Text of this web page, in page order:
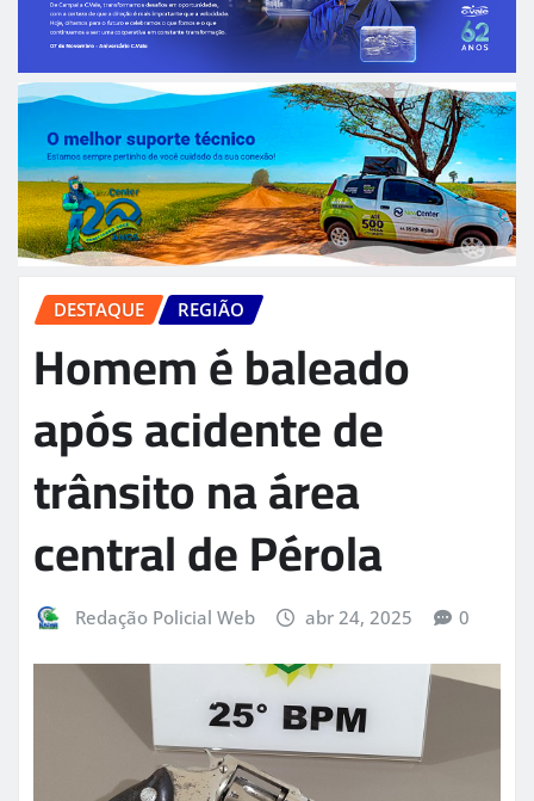
DESTAQUE REGIÃO
Homem é baleado
após acidente de
trânsito na área
central de Pérola
Redação Policial Web abr 24, 2025 0